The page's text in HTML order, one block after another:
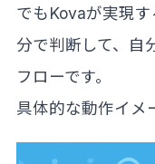
でもKovaが実現
分で判断して、自
フローです。
具体的な動作イメ